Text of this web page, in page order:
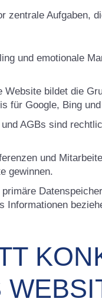
zentrale Aufgaben,
und emotionale
Website bildet die
für Google, Bing
AGBs sind
und
gewinnen.
Informationen